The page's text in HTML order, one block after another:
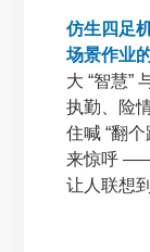
仿生四足
场景作业
大 “智慧”
执勤、险
住喊 “翻
来惊呼
让人联想